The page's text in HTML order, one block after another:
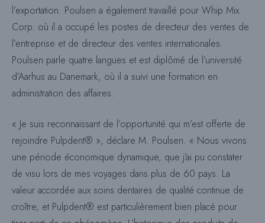
l’exportation. Poulsen a également travaillé pour Whip Mix
Corp. où il a occupé les postes de directeur des ventes de
l’entreprise et de directeur des ventes internationales.
Poulsen parle quatre langues et est diplômé de l’université
d’Aarhus au Danemark, où il a suivi une formation en
administration des affaires.
« Je suis reconnaissant de l’opportunité qui m’est offerte de
rejoindre Pulpdent® », déclare M. Poulsen. « Nous vivons
une période économique dynamique, que j’ai pu constater
de visu lors de mes voyages dans plus de 60 pays. La
valeur accordée aux soins dentaires de qualité continue de
croître, et Pulpdent® est particulièrement bien placé pour